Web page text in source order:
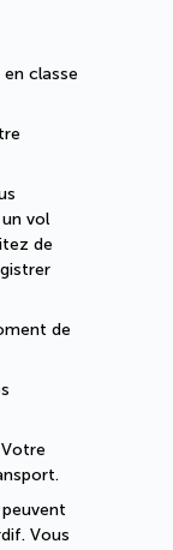
classe
vol
de
de
Vous